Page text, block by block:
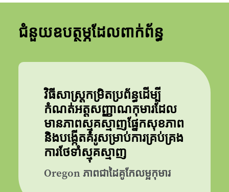
ជំនួយឧបត្ថម្ភដែលពាក់ព័ន្ធ
វិធីសាស្រ្តកម្រិតប្រព័ន្ធដើម្បី
កំណត់អត្តសញ្ញាណកុមារដែល
មានភាពស្មុគស្មាញផ្នែកសុខភាព
និងបង្កើតគំរូសម្រាប់ការគ្រប់គ្រង
ការថែទាំស្មុគស្មាញ
Oregon ភាពជាដៃគូកែលម្អកុមារ